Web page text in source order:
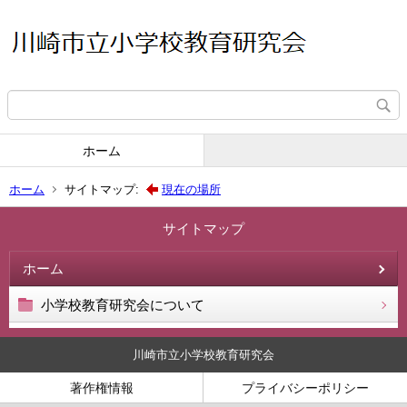
ホーム
ホーム サイトマップ: 現在の場所
サイトマップ
ホーム
小学校教育研究会について
川崎市立小学校教育研究会
著作権情報 プライバシーポリシー